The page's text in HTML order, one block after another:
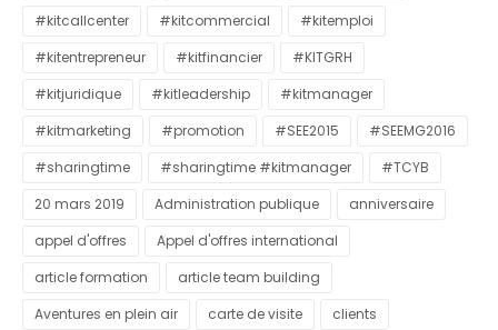
#kitcallcenter
#kitcommercial
#kitemploi
#kitentrepreneur
#kitfinancier
#KITGRH
#kitjuridique
#kitleadership
#kitmanager
#kitmarketing
#promotion #SEE2015
#SEEMG2016
#sharingtime
#sharingtime #kitmanager
#TCYB
20 mars 2019
Administration publique
anniversaire
appel d'offres
Appel d'offres international
article formation
article team building
Aventures en plein air
carte de visite
clients